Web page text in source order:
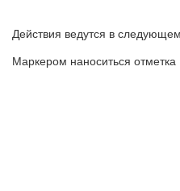
Действия ведутся в
Маркером наноситься